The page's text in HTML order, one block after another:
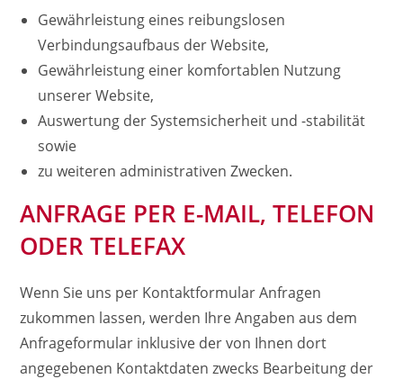
Gewährleistung eines reibungslosen
Verbindungsaufbaus der Website,
Gewährleistung einer komfortablen Nutzung
unserer Website,
Auswertung der Systemsicherheit und -stabilität
sowie
zu weiteren administrativen Zwecken.
ANFRAGE PER E-MAIL, TELEFON
ODER TELEFAX
Wenn Sie uns per Kontaktformular Anfragen
zukommen lassen, werden Ihre Angaben aus dem
Anfrageformular inklusive der von Ihnen dort
angegebenen Kontaktdaten zwecks Bearbeitung der